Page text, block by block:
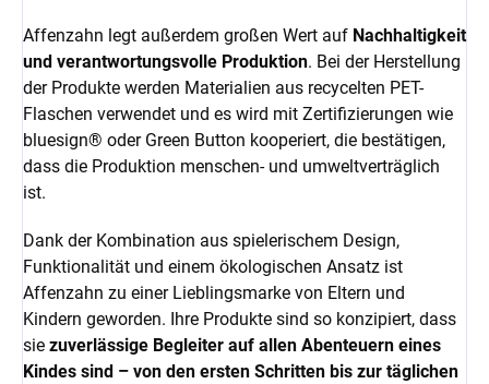
Affenzahn legt außerdem großen Wert auf Nachhaltigkeit
und verantwortungsvolle Produktion. Bei der Herstellung
der Produkte werden Materialien aus recycelten PET-
Flaschen verwendet und es wird mit Zertifizierungen wie
bluesign® oder Green Button kooperiert, die bestätigen,
dass die Produktion menschen- und umweltverträglich
ist.
Dank der Kombination aus spielerischem Design,
Funktionalität und einem ökologischen Ansatz ist
Affenzahn zu einer Lieblingsmarke von Eltern und
Kindern geworden. Ihre Produkte sind so konzipiert, dass
sie zuverlässige Begleiter auf allen Abenteuern eines
Kindes sind – von den ersten Schritten bis zur täglichen